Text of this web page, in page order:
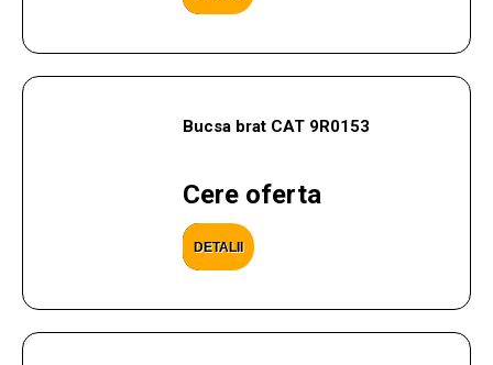
Bucsa brat CAT 9R0153
Cere oferta
DETALII